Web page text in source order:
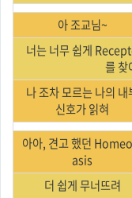
아 조교님~
너는 너무 쉽게
를 찾
나 조차 모르는 나의 내
신호가 읽혀
아아, 견고 했던
asis
더 쉽게 무너뜨려